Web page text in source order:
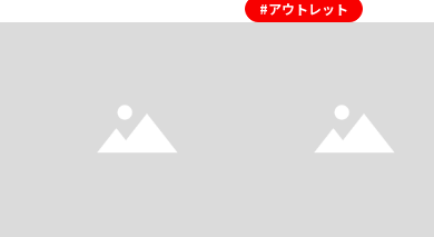
#アウトレット